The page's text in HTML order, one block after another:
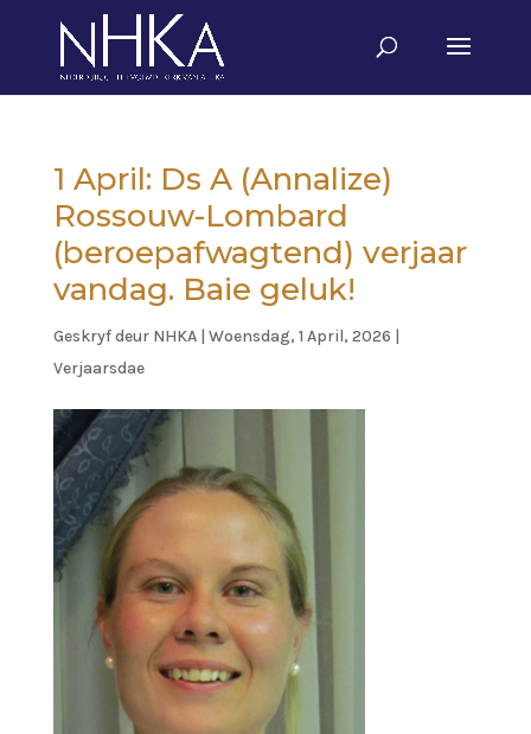
1 April: Ds A (Annalize)
Rossouw-Lombard
(beroepafwagtend) verjaar
vandag. Baie geluk!
Geskryf deur NHKA| Woensdag, 1 April, 2026 |
Verjaarsdae